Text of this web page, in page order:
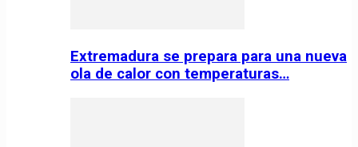
Extremadura se prepara para una nueva
ola de calor con temperaturas…